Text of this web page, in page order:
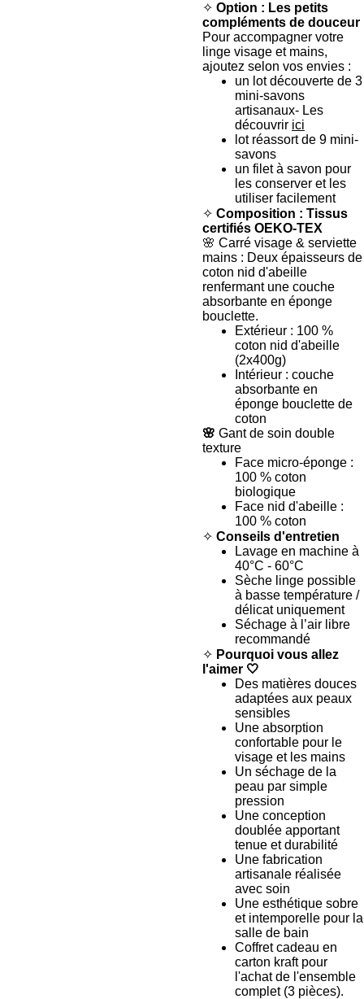
✧ Option : Les petits
compléments de douceur
Pour accompagner votre
linge visage et mains,
ajoutez selon vos envies :
un lot découverte de 3
mini-savons
artisanaux- Les
découvrir ici
lot réassort de 9 mini-
savons
un filet à savon pour
les conserver et les
utiliser facilement
✧ Composition : Tissus
certifiés OEKO-TEX
🌸 Carré visage & serviette
mains : Deux épaisseurs de
coton nid d'abeille
renfermant une couche
absorbante en éponge
bouclette.
Extérieur : 100 %
coton nid d'abeille
(2x400g)
Intérieur : couche
absorbante en
éponge bouclette de
coton
🌸 Gant de soin double
texture
Face micro-éponge :
100 % coton
biologique
Face nid d'abeille :
100 % coton
✧ Conseils d'entretien
Lavage en machine à
40°C - 60°C
Sèche linge possible
à basse température /
délicat uniquement
Séchage à l’air libre
recommandé
✧ Pourquoi vous allez
l'aimer 🤍
Des matières douces
adaptées aux peaux
sensibles
Une absorption
confortable pour le
visage et les mains
Un séchage de la
peau par simple
pression
Une conception
doublée apportant
tenue et durabilité
Une fabrication
artisanale réalisée
avec soin
Une esthétique sobre
et intemporelle pour la
salle de bain
Coffret cadeau en
carton kraft pour
l'achat de l'ensemble
complet (3 pièces).